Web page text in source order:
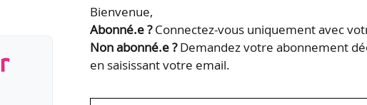
(ouverture le 16/11/2019),
un service de…
Bienvenue,
Abonné.e ?Connectez-vous uniquement avec
Non abonné.e ?Demandez votre abonnement
en saisissant votre email.